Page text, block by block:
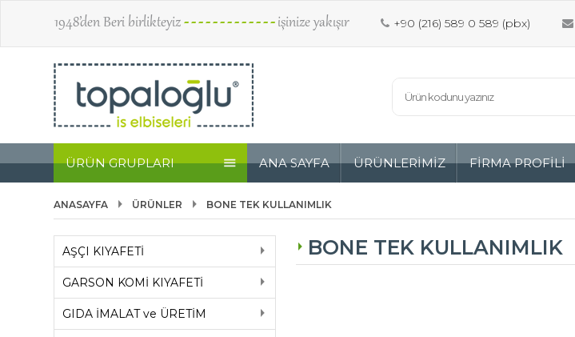
1948’den Beri birlikteyiz- - - - - - - - - - - - -işinize yakışır +90 (216) 589 0 589 (pbx)
ÜRÜN GRUPLARI ANA SAYFA ÜRÜNLERİMİZ FİRMA PROFİLİ
ANASAYFA ÜRÜNLER BONE TEK KULLANIMLIK
BONE TEK KULLANIMLIK
AŞÇI KIYAFETİ
GARSON KOMİ KIYAFETİ
GIDA İMALAT ve ÜRETİM